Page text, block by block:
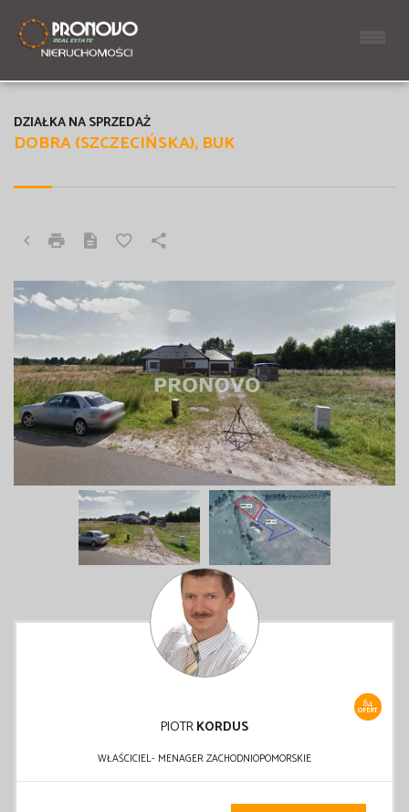
DOBRA (SZCZECIŃSKA), BUK
DZIAŁKA NA SPRZEDAŻ
84
OFERT
PIOTRKORDUS
WŁAŚCICIEL- MENAGER ZACHODNIOPOMORSKIE